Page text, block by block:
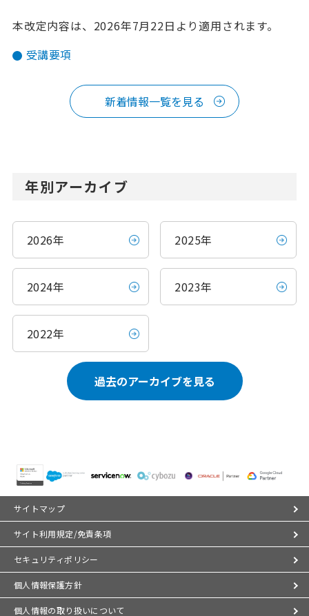
本改定内容は、2026年7月22日より適用されます。
受講要項
新着情報一覧を見る
年別アーカイブ
2026年 2025年
2024年 2023年
2022年
過去のアーカイブを見る
サイトマップ
サイト利用規定/免責条項
セキュリティポリシー
個人情報保護方針
個人情報の取り扱いについて